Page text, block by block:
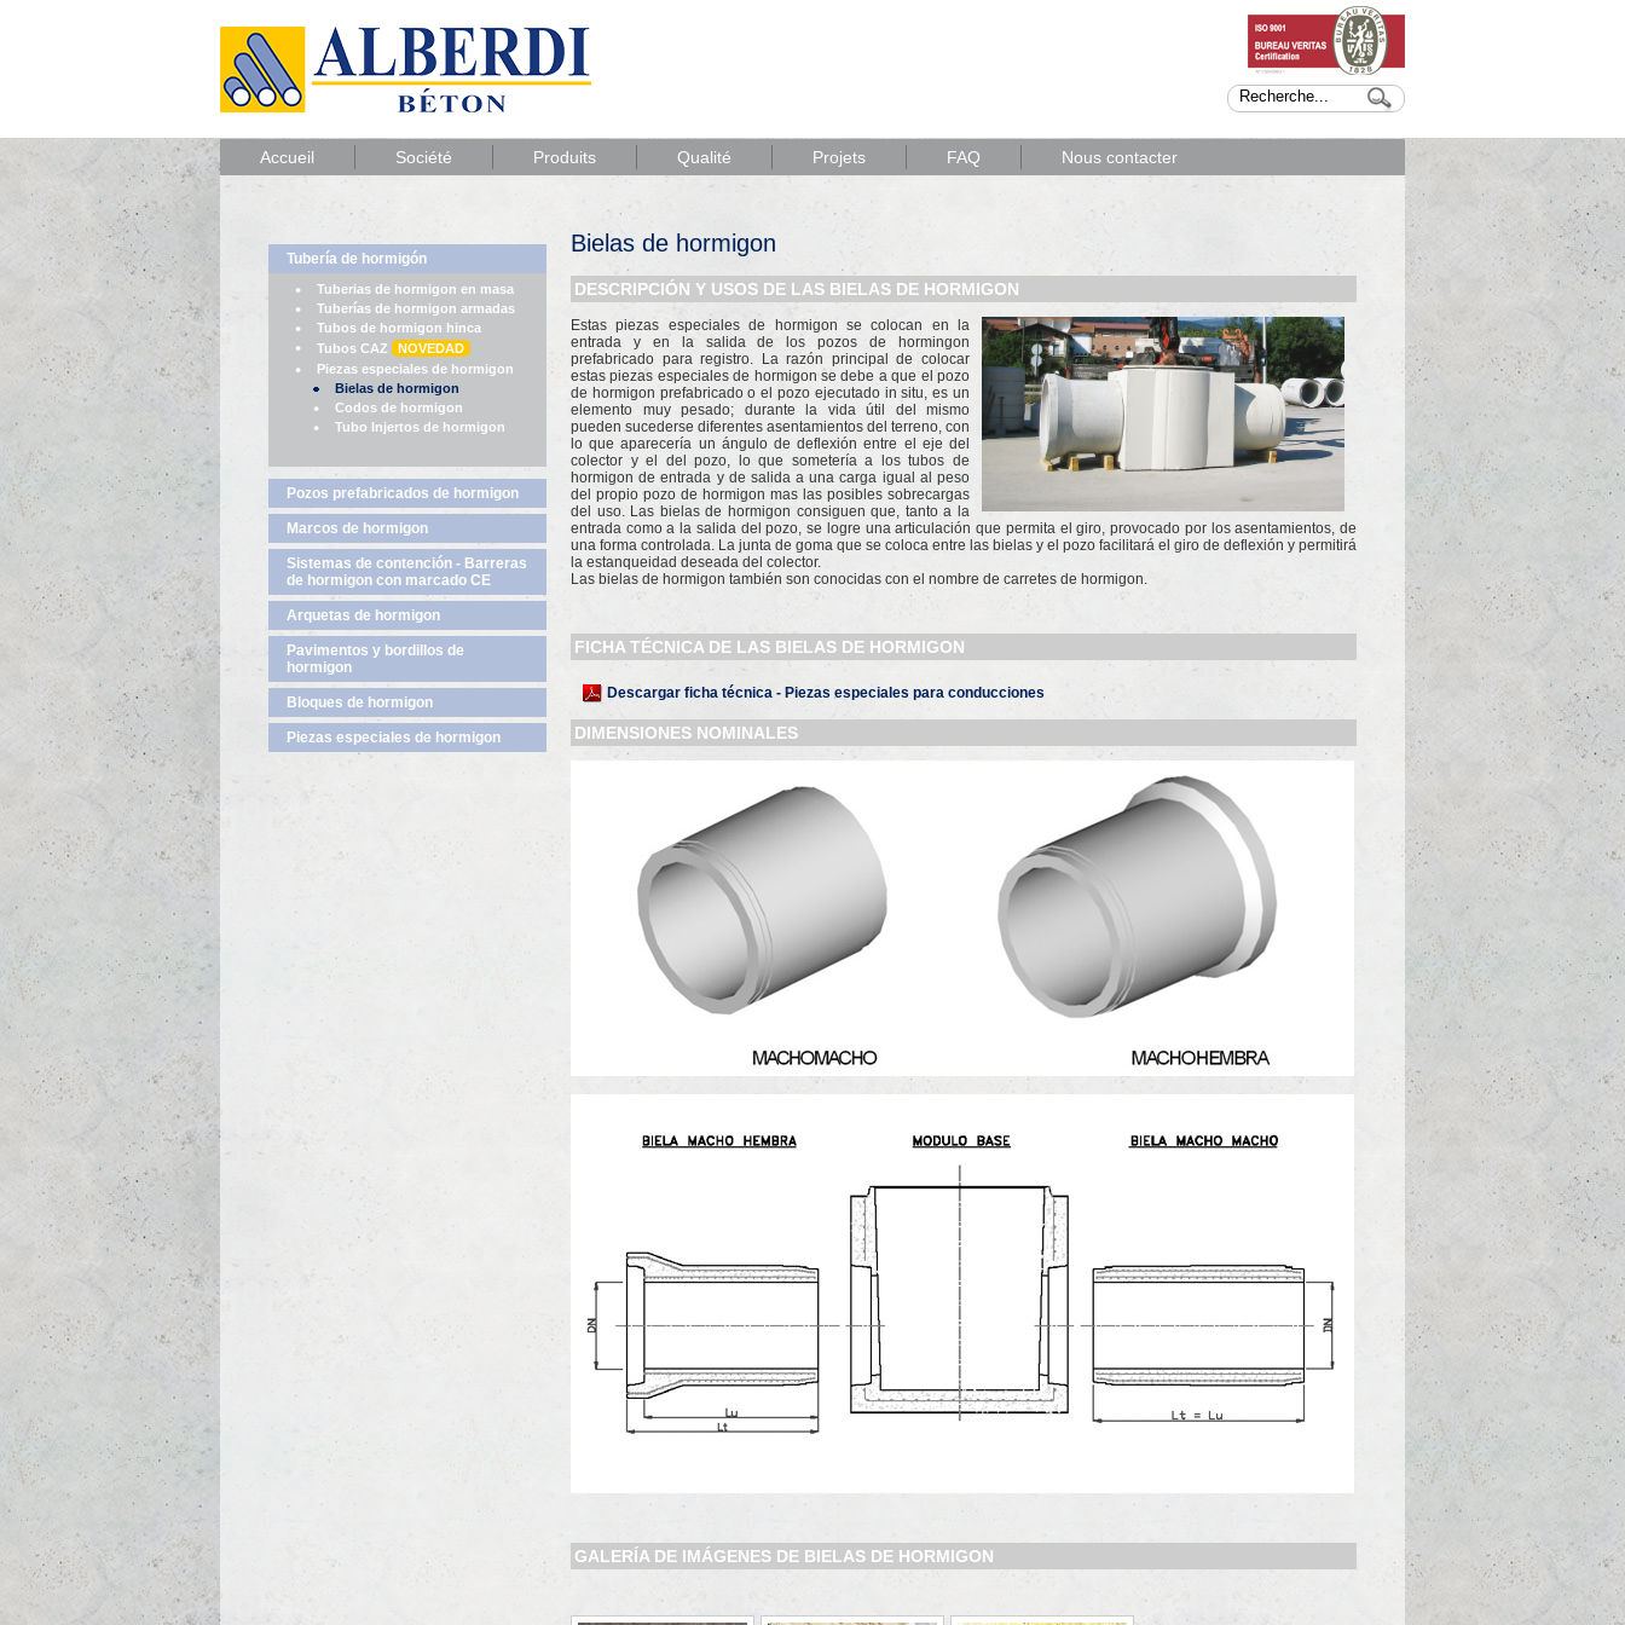
Accueil Société Produits Qualité Projets FAQ Nous contacter
Tubería de hormigón
Tuberias de hormigon en masa
Tuberías de hormigon armadas
Tubos de hormigon hinca
Tubos CAZ
NOVEDAD
Piezas especiales de hormigon
Bielas de hormigon
Codos de hormigon
Tubo Injertos de hormigon
Pozos prefabricados de hormigon
Marcos de hormigon
Sistemas de contención - Barreras
de hormigon con marcado CE
Arquetas de hormigon
Pavimentos y bordillos de
hormigon
Bloques de hormigon
Piezas especiales de hormigon
Bielas de hormigon
DESCRIPCIÓN Y USOS DE LAS BIELAS DE HORMIGON
Estas piezas especiales de hormigon se colocan en la
entrada y en la salida de los pozos de hormingon
prefabricado para registro. La razón principal de colocar
estas piezas especiales de hormigon se debe a que el pozo
de hormigon prefabricado o el pozo ejecutado in situ, es un
elemento muy pesado; durante la vida útil del mismo
pueden sucederse diferentes asentamientos del terreno, con
lo que aparecería un ángulo de deflexión entre el eje del
colector y el del pozo, lo que sometería a los tubos de
hormigon de entrada y de salida a una carga igual al peso
del propio pozo de hormigon mas las posibles sobrecargas
del uso. Las bielas de hormigon consiguen que, tanto a la
entrada como a la salida del pozo, se logre una articulación que permita el giro, provocado por los asentamientos, de
una forma controlada. La junta de goma que se coloca entre las bielas y el pozo facilitará el giro de deflexión y permitirá
la estanqueidad deseada del colector.
Las bielas de hormigon también son conocidas con el nombre de carretes de hormigon.
FICHA TÉCNICA DE LAS BIELAS DE HORMIGON
Descargar ficha técnica - Piezas especiales para conducciones
DIMENSIONES NOMINALES
GALERÍA DE IMÁGENES DE BIELAS DE HORMIGON